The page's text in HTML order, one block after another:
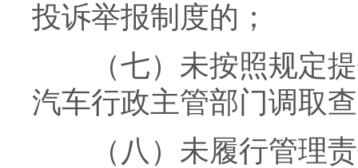
投诉举报制度的；
（七）未按照规定提
汽车行政主管部门调取
（八）未履行管理责